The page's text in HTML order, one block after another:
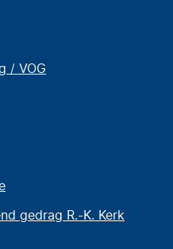
/ VOG
gedrag R.-K. Kerk